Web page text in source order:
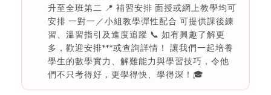
升至全班第二 📍 補習安排 面授或網上教學均可
安排 一對一／小組教學彈性配合 可提供課後練
習、溫習指引及進度追蹤 📞 如有興趣了解更
多，歡迎安排***或查詢詳情！ 讓我們一起培養
學生的數學實力、解難能力與學習技巧，令他
們不只考得好，更學得快、學得深！🎓